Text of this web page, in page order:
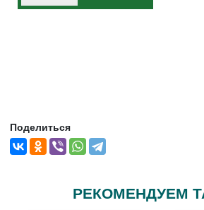
Поделиться
РЕКОМЕНДУЕМ